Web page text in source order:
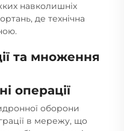
навколишніх
де технічна
та множення
операції
оборони
в мережу, що